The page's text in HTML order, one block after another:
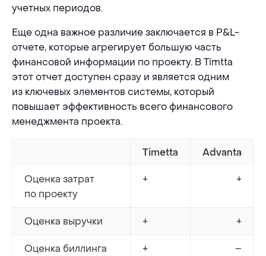
учетных периодов.
Еще одна важное различие заключается в P&L-
отчете, которые агрегирует большую часть
финансовой информации по проекту. В Timtta
этот отчет доступен сразу и является одним
из ключевых элементов системы, который
повышает эффективность всего финансового
менеджмента проекта.
Timetta Advanta
Оценка затрат
по проекту
+ +
Оценка выручки + +
Оценка биллинга
+ –